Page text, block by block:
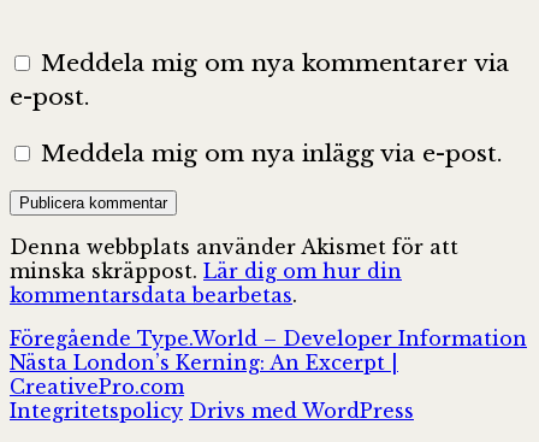
Meddela mig om nya kommentarer via
e-post.
Meddela mig om nya inlägg via e-post.
Denna webbplats använder Akismet för att
minska skräppost. Lär dig om hur din
kommentarsdata bearbetas.
Inläggsnavigering
Föregående Föregående
inlägg:
Type.World – Developer Information
Nästa Nästa
inlägg:
London’s Kerning: An Excerpt |
CreativePro.com
Integritetspolicy Drivs med WordPress